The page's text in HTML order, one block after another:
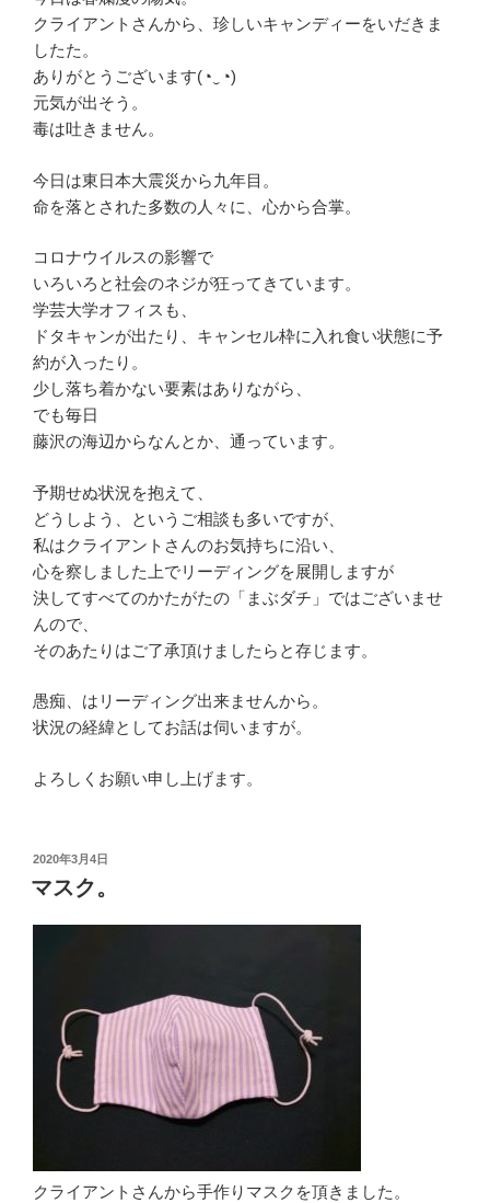
クライアントさんから、珍しいキャンディーをいだきま
したた。
ありがとうございます(◔‿◔)
元気が出そう。
毒は吐きません。
今日は東日本大震災から九年目。
命を落とされた多数の人々に、心から合掌。
コロナウイルスの影響で
いろいろと社会のネジが狂ってきています。
学芸大学オフィスも、
ドタキャンが出たり、キャンセル枠に入れ食い状態に予
約が入ったり。
少し落ち着かない要素はありながら、
でも毎日
藤沢の海辺からなんとか、通っています。
予期せぬ状況を抱えて、
どうしよう、というご相談も多いですが、
私はクライアントさんのお気持ちに沿い、
心を察しました上でリーディングを展開しますが
決してすべてのかたがたの「まぶダチ」ではございませ
んので、
そのあたりはご了承頂けましたらと存じます。
愚痴、はリーディング出来ませんから。
状況の経緯としてお話は伺いますが。
よろしくお願い申し上げます。
投
稿
日:
2020年3月4日
マスク。
クライアントさんから手作りマスクを頂きました。